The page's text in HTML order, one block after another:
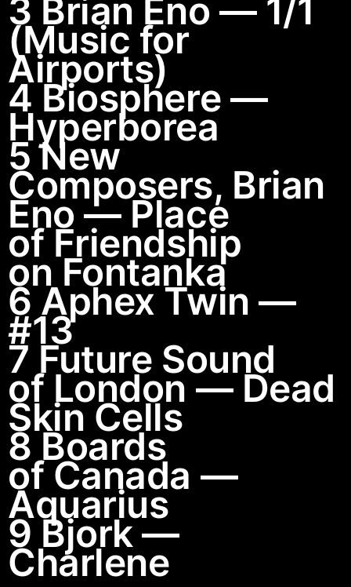
3 Brian Eno — 1/1
(Music for
Airports)
4 Biosphere —
Hyperborea
5 New
Composers, Brian
Eno — Place
of Friendship
on Fontanka
6 Aphex Twin —
#13
7 Future Sound
of London — Dead
Skin Cells
8 Boards
of Canada —
Aquarius
9 Bjork —
Charlene